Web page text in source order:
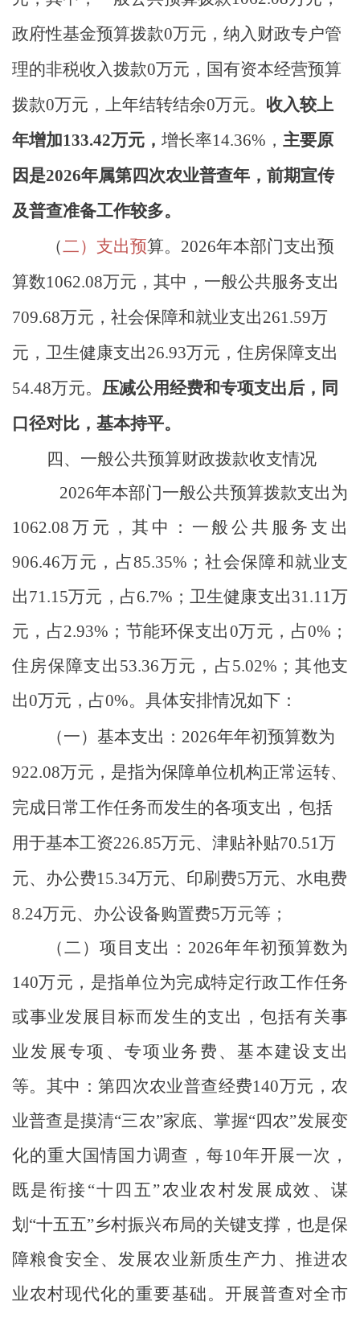
政府性基金预算拨款0万元，纳入财政专户管
理的非税收入拨款0万元，国有资本经营预算
拨款0万元，上年结转结余0万元。 收入较上
年增加133.42万元， 增长率14.36% ， 主要原
因是2026年属第四次农业普查年，前期宣传
及普查准备工作较多。
（二）支出预算。 2026年本部门支出预
算数1062.08万元，其中，一般公共服务支出
709.68万元，社会保障和就业支出261.59万
元，卫生健康支出26.93万元，住房保障支出
54.48万元。 压减公用经费和专项支出后，同
口径对比，基本持平。
四、一般公共预算财政拨款收支情况
2026年本部门一般公共预算拨款支出为
1062.08 万元，其中：一般公共服务支出
906.46万元，占85.35% ；社会保障和就业支
出71.15万元，占6.7% ；卫生健康支出31.11万
元，占2.93% ；节能环保支出0万元，占0% ；
住房保障支出 53.36万元，占5.02% ；其他支
出0万元，占0%。具体安排情况如下：
（一） 基本支出： 2026年年初预算数为
922.08万元，是指为保障单位机构正常运转、
完成日常工作任务而发生的各项支出，包括
用于基本工资226.85万元、津贴补贴70.51万
元、办公费15.34万元、印刷费5万元、水电费
8.24万元、办公设备购置费5万元等；
（二） 项目支出： 2026年年初预算数为
140万元，是指单位为完成特定行政工作任务
或事业发展目标而发生的支出，包括有关事
业发展专项、专项业务费、基本建设支出
等。其中：第四次农业普查经费140万元，农
业普查是摸清“三农”家底、掌握“四农”发展变
化的重大国情国力调查，每10年开展一次，
既是衔接“十四五”农业农村发展成效、谋
划 “十五五”乡村振兴布局的关键支撑，也是保
障粮食安全、发展农业新质生产力、推进农
业农村现代化的重要基础。开展普查对全市